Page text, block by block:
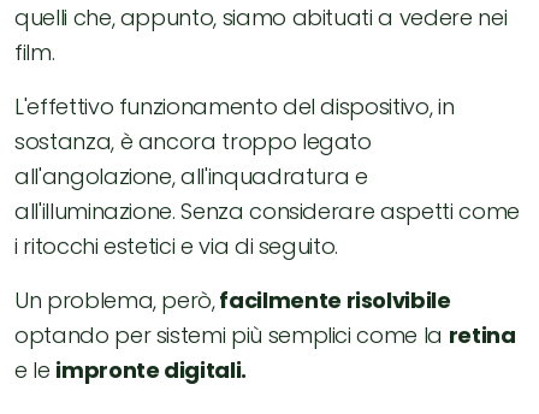
quelli che, appunto, siamo abituati a vedere nei
film.
L'effettivo funzionamento del dispositivo, in
sostanza, è ancora troppo legato
all'angolazione, all'inquadratura e
all'illuminazione. Senza considerare aspetti come
i ritocchi estetici e via di seguito.
Un problema, però,facilmente risolvibile
optando per sistemi più semplici come la retina
e le impronte digitali.